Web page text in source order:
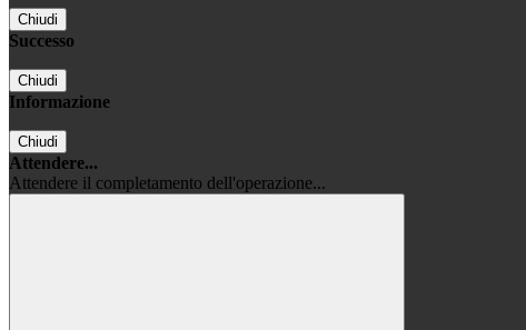
Chiudi
Successo
Chiudi
Informazione
Chiudi
Attendere...
Attendere il completamento dell'operazione...